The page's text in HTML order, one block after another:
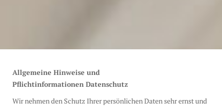
Allgemeine Hinweise und
Pflichtinformationen Datenschutz
Wir nehmen den Schutz Ihrer persönlichen Daten sehr ernst und